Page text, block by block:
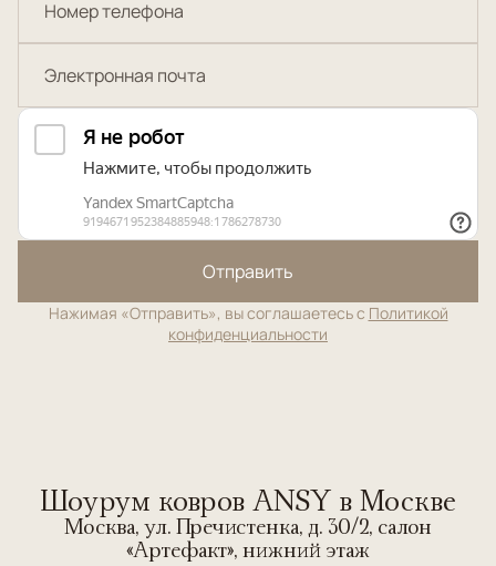
Отправить
Нажимая «Отправить», вы соглашаетесь с Политикой
конфиденциальности
Шоурум ковров ANSY в Москве
Москва, ул. Пречистенка, д. 30/2, салон
«Артефакт», нижний этаж